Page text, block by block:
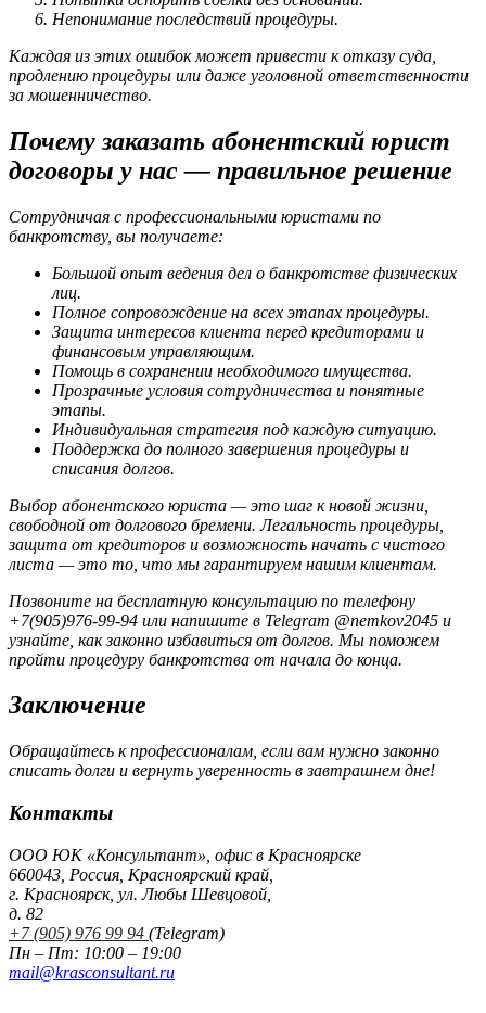
Непонимание последствий процедуры.
Каждая из этих ошибок может привести к отказу суда,
продлению процедуры или даже уголовной ответственности
за мошенничество.
Почему заказать абонентский юрист
договоры у нас — правильное решение
Сотрудничая с профессиональными юристами по
банкротству, вы получаете:
Большой опыт ведения дел о банкротстве физических
лиц.
Полное сопровождение на всех этапах процедуры.
Защита интересов клиента перед кредиторами и
финансовым управляющим.
Помощь в сохранении необходимого имущества.
Прозрачные условия сотрудничества и понятные
этапы.
Индивидуальная стратегия под каждую ситуацию.
Поддержка до полного завершения процедуры и
списания долгов.
Выбор абонентского юриста — это шаг к новой жизни,
свободной от долгового бремени. Легальность процедуры,
защита от кредиторов и возможность начать с чистого
листа — это то, что мы гарантируем нашим клиентам.
Позвоните на бесплатную консультацию по телефону
+7(905)976-99-94 или напишите в Telegram @nemkov2045 и
узнайте, как законно избавиться от долгов. Мы поможем
пройти процедуру банкротства от начала до конца.
Заключение
Обращайтесь к профессионалам, если вам нужно законно
списать долги и вернуть уверенность в завтрашнем дне!
Контакты
ООО ЮК «Консультант», офис в Красноярске
660043, Россия, Красноярский край,
г. Красноярск, ул. Любы Шевцовой,
д. 82
+7 (905) 976 99 94 (Telegram)
Пн – Пт: 10:00 – 19:00
mail@krasconsultant.ru